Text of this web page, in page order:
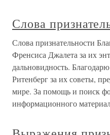
Слова
Слова признательности
Френсиса Джалета за их
дальновидность.
Ритенберг за их советы,
мире. За помощь и поиск
информационного